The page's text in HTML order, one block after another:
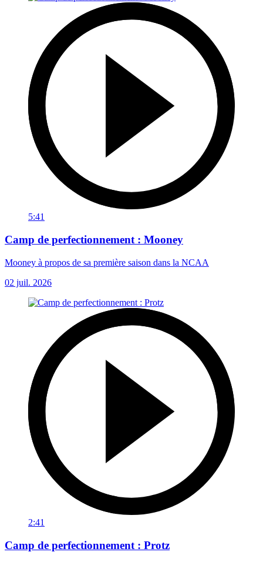
5:41
Camp de perfectionnement : Mooney
Mooney à propos de sa première saison dans la NCAA
02 juil. 2026
2:41
Camp de perfectionnement : Protz